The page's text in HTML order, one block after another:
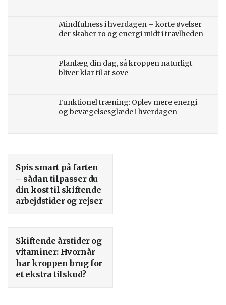
Mindfulness i hverdagen – korte øvelser
der skaber ro og energi midt i travlheden
Planlæg din dag, så kroppen naturligt
bliver klar til at sove
Funktionel træning: Oplev mere energi
og bevægelsesglæde i hverdagen
Spis smart på farten
– sådan tilpasser du
din kost til skiftende
arbejdstider og rejser
Skiftende årstider og
vitaminer: Hvornår
har kroppen brug for
et ekstra tilskud?